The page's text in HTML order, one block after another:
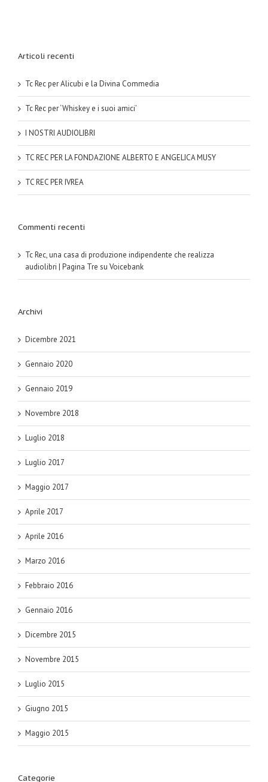
Articoli recenti
Tc Rec per Alicubi e la Divina Commedia
Tc Rec per ‘Whiskey e i suoi amici’
I NOSTRI AUDIOLIBRI
TC REC PER LA FONDAZIONE ALBERTO E ANGELICA MUSY
TC REC PER IVREA
Commenti recenti
Tc Rec, una casa di produzione indipendente che realizza
audiolibri | Pagina Tre su Voicebank
Archivi
Dicembre 2021
Gennaio 2020
Gennaio 2019
Novembre 2018
Luglio 2018
Luglio 2017
Maggio 2017
Aprile 2017
Aprile 2016
Marzo 2016
Febbraio 2016
Gennaio 2016
Dicembre 2015
Novembre 2015
Luglio 2015
Giugno 2015
Maggio 2015
Categorie